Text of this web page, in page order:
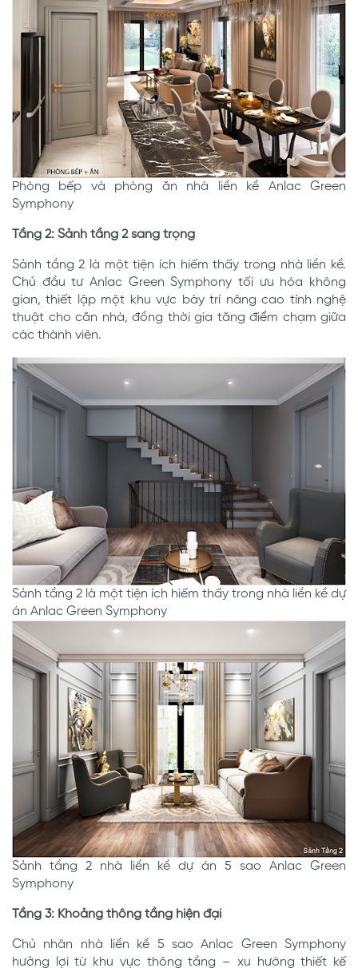
Phòng bếp và phòng ăn nhà liền kề Anlac Green
Symphony
Tầng 2: Sảnh tầng 2 sang trọng
Sảnh tầng 2 là một tiện ích hiếm thấy trong nhà liền kề.
Chủ đầu tư Anlac Green Symphony tối ưu hóa không
gian, thiết lập một khu vực bày trí nâng cao tính nghệ
thuật cho căn nhà, đồng thời gia tăng điểm chạm giữa
các thành viên.
Sảnh tầng 2 là một tiện ích hiếm thấy trong nhà liền kề dự
án Anlac Green Symphony
Sảnh tầng 2 nhà liền kề dự án 5 sao Anlac Green
Symphony
Tầng 3: Khoảng thông tầng hiện đại
Chủ nhân nhà liền kề 5 sao Anlac Green Symphony
hưởng lợi từ khu vực thông tầng – xu hướng thiết kế